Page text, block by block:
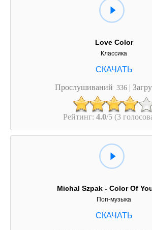
Love Color
Классика
Прослушиваний 336 |
Рейтинг: 4.0/5 (3
Michal Szpak - Color Of
Поп-музыка